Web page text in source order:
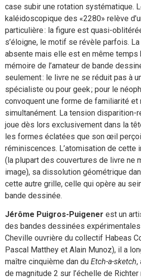
case subir une rotation systématique.
kaléidoscopique des «2280» relève
particulière : la figure est quasi-
s’éloigne, le motif se révèle parfois.
absente mais elle est en même temps
mémoire de l’amateur de bande
seulement : le livre ne se réduit pas à
spécialiste ou pour geek ; pour le
convoquent une forme de familiarité et
simultanément. La tension disparition-
joue dès lors exclusivement dans la
les formes éclatées que son œil
réminiscences. L’atomisation de cette
(la plupart des couvertures de livre ne
image), sa dissolution géométrique
cette autre grille, celle qui opère au
bande dessinée.
Jérôme Puigros-Puigener est un
des bandes dessinées
Cheville ouvrière du collectif Habeas
Pascal Matthey et Alain Munoz), il a
maître cinquième dan du Etch-a-sketch,
de magnitude 2 sur l’échelle de Richter